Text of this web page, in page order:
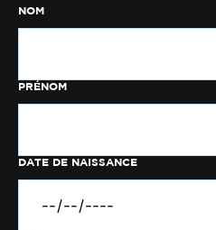
NOM
PRÉNOM
DATE DE NAISSANCE